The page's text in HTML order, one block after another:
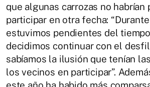
que algunas carrozas no habrían
participar en otra fecha:
estuvimos pendientes del
decidimos continuar con el
sabíamos la ilusión que tenían
los vecinos en participar”.